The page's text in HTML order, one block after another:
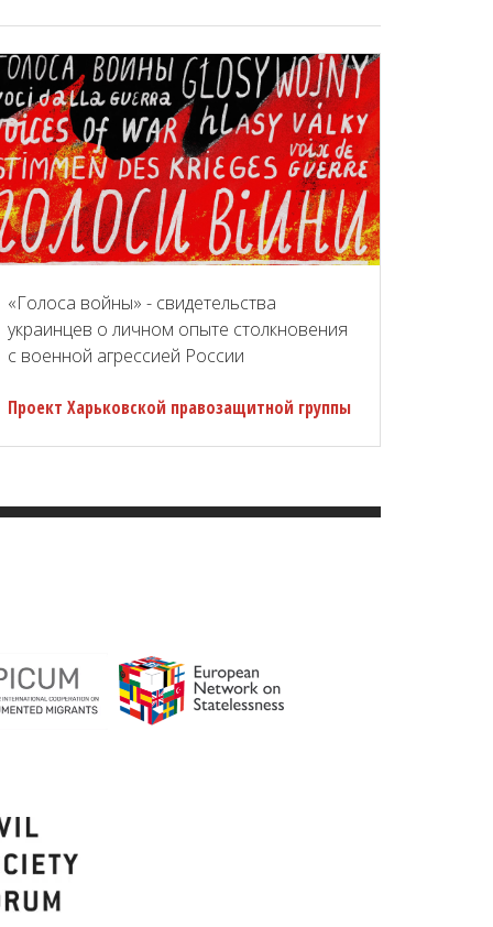
«Голоса войны» - свидетельства
украинцев о личном опыте столкновения
с военной агрессией России
Проект Харьковской правозащитной группы